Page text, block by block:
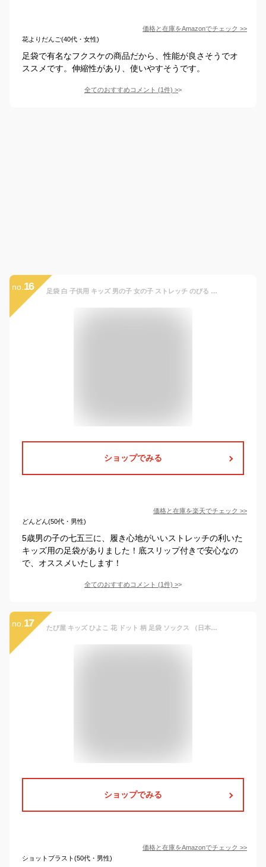
価格と在庫をAmazonでチェック >>
花よりだんご(40代・女性)
足袋で有名なフクスケの商品だから、性能が良さそうでオ
ススメです。伸縮性があり、使いやすそうです。
全てのおすすめコメント (1件) >
no. 16 足袋 白 子供用 キッズ 男の子 女の子 ストレッチ のびる 底スリップ止付 S（13〜14cm） M（15〜16cm） L（17〜18cm） LL（19〜20cm） 3L（21〜22cm） 七五三 お正月 着物 きもの 和装 和服
ショップでみる
価格と在庫を楽天でチェック >>
どんどん(50代・男性)
5歳男の子の七五三に、履き心地がいいストレッチの利いた
キッズ用の足袋がありました！底スリップ付きで安心なの
で、オススメいたします！
全てのおすすめコメント (1件) >
no. 17 たび屋 キッズ ひよこ 花 ドット 柄 足袋 ソックス （日本製 子供 靴下） 13-18cm ミント
ショップでみる
価格と在庫をAmazonでチェック >>
ショットブラスト(50代・男性)